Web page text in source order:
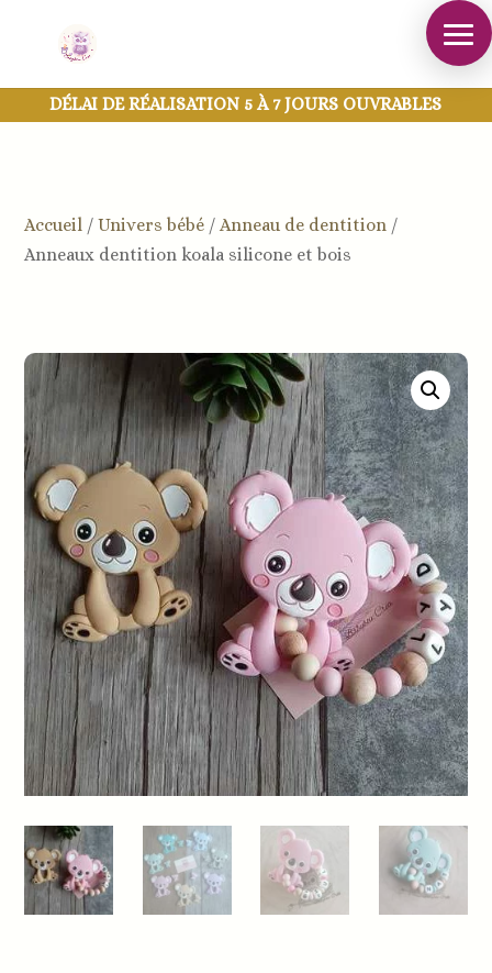
DÉLAI DE RÉALISATION 5 À 7 JOURS OUVRABLES
Accueil /Univers bébé /Anneau de dentition /
Anneaux dentition koala silicone et bois